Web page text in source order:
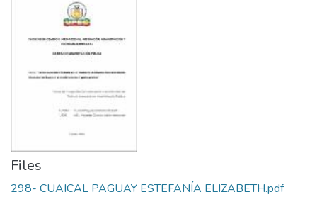
Files
298- CUAICAL PAGUAY ESTEFANÍA ELIZABETH.pdf